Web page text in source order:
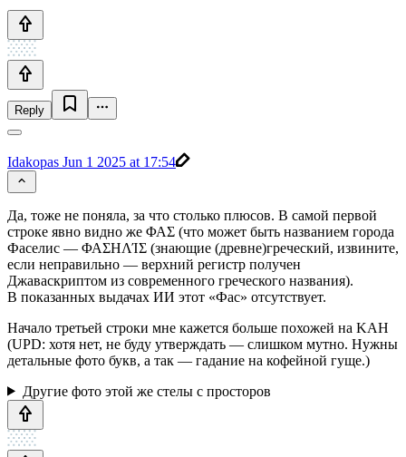
Reply
Idakopas Jun 1 2025 at 17:54
Да, тоже не поняла, за что столько плюсов. В самой первой
строке явно видно же ΦΑΣ (что может быть названием города
Фаселис — ΦΑΣΗΛΊΣ (знающие (древне)греческий, извините,
если неправильно — верхний регистр получен
Джаваскриптом из современного греческого названия).
В показанных выдачах ИИ этот «Фас» отсутствует.
Начало третьей строки мне кажется больше похожей на KAH
(UPD: хотя нет, не буду утверждать — слишком мутно. Нужны
детальные фото букв, а так — гадание на кофейной гуще.)
Другие фото этой же стелы с просторов